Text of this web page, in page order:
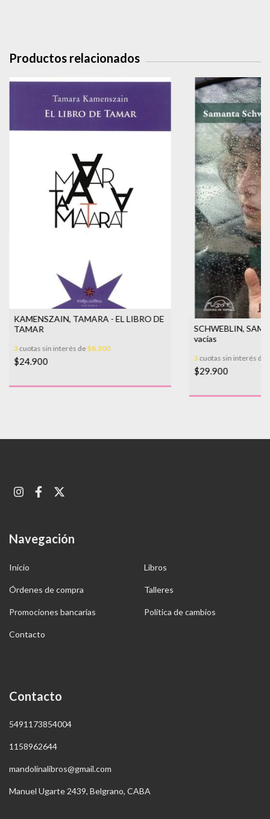
Productos relacionados
KAMENSZAIN, TAMARA - EL LIBRO DE
TAMAR
3cuotas sin interés de$8.300
$24.900
SCHWEBLIN,
vacías
3cuotas sin interés de
$29.900
Navegación
Inicio Libros
Órdenes de compra Talleres
Promociones bancarias Política de cambios
Contacto
Contacto
5491173854004
1158962644
mandolinalibros@gmail.com
Manuel Ugarte 2439, Belgrano, CABA